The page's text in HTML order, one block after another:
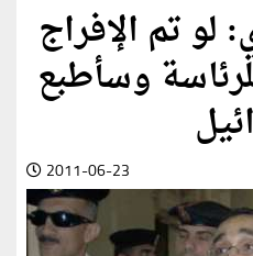
تم الإفراج
وسأطبع
2011-06-23